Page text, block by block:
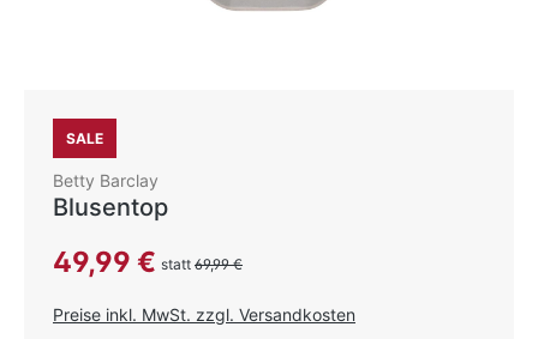
SALE
Betty Barclay
Blusentop
Verkaufspreis:
49,99 € statt 69,99 €
Preise inkl. MwSt. zzgl. Versandkosten